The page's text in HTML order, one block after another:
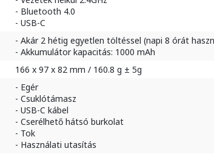
- Bluetooth 4.0
- USB-C
- Akár 2 hétig egyetlen töltéssel (napi 8 órát
- Akkumulátor kapacitás: 1000 mAh
166 x 97 x 82 mm / 160.8 g ± 5g
- Egér
- Csuklótámasz
- USB-C kábel
- Cserélhető hátsó burkolat
- Tok
- Használati utasítás